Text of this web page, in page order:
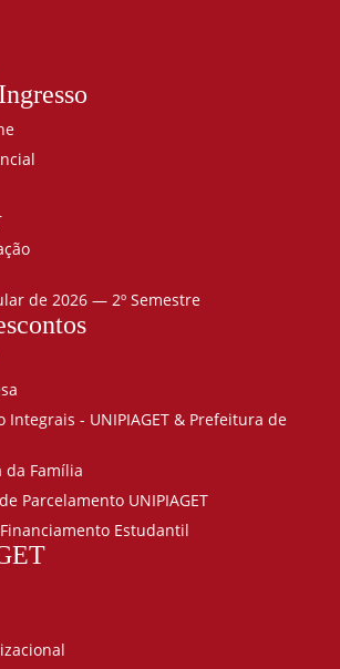
de 2026 — 2º Semestre
Integrais - UNIPIAGET & Prefeitura de
da Família
Parcelamento UNIPIAGET
Financiamento Estudantil